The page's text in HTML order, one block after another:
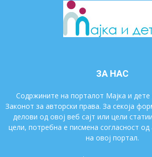
ЗА НАС
Содржините на порталот Мајка и дете
Законот за авторски права. За секоја
делови од овој веб сајт или цели
цели, потребна е писмена согласност
на овој портал.